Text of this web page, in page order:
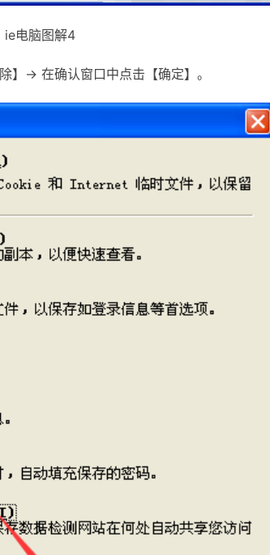
ie电脑图解4
】→ 在确认窗口中点击【确定】。